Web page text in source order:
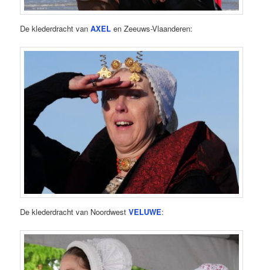
De klederdracht vanAXEL en Zeeuws-Vlaanderen:
De klederdracht van NoordwestVELUWE: